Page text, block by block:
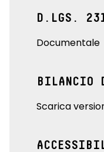
D.LGS.
Documentale
BILANCIO
Scarica